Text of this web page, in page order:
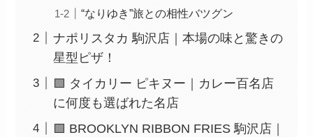
“なりゆき”旅との相性バツグン
ナポリスタカ 駒沢店｜本場の味と驚きの
星型ピザ！
🟩 タイカリー ピキヌー｜カレー百名店
に何度も選ばれた名店
🟩 BROOKLYN RIBBON FRIES 駒沢店｜